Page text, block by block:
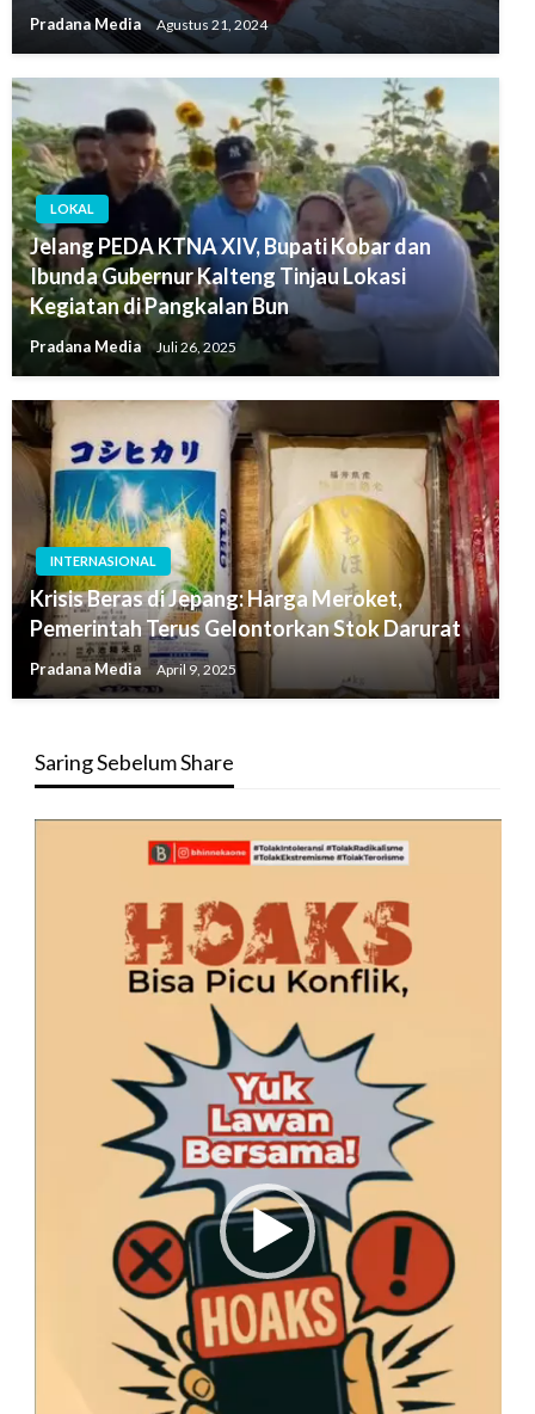
Pradana Media Agustus 21, 2024
LOKAL
Jelang PEDA KTNA XIV, Bupati Kobar dan
Ibunda Gubernur Kalteng Tinjau Lokasi
Kegiatan di Pangkalan Bun
Pradana Media Juli 26, 2025
INTERNASIONAL
Krisis Beras di Jepang: Harga Meroket,
Pemerintah Terus Gelontorkan Stok Darurat
Pradana Media April 9, 2025
Saring Sebelum Share